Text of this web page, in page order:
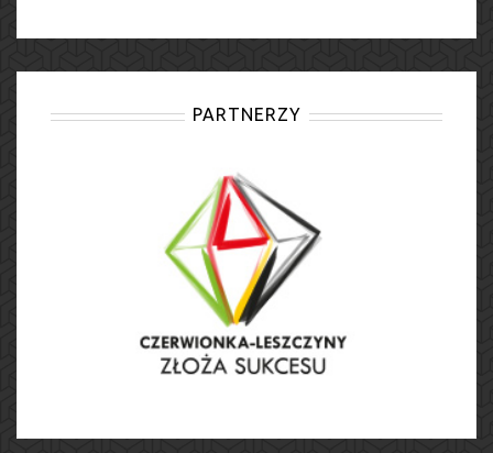
PARTNERZY